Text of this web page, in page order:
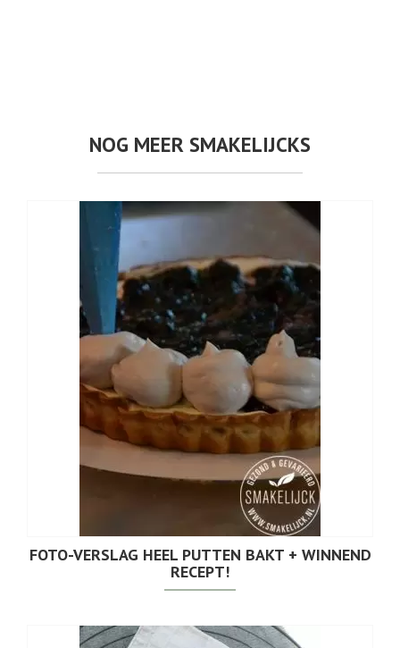
NOG MEER SMAKELIJCKS
FOTO-VERSLAG HEEL PUTTEN BAKT + WINNEND
RECEPT!